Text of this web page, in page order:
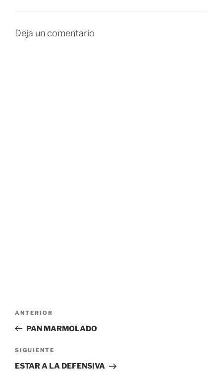
Deja un comentario
entradas
Entrada
anterior:
ANTERIOR
PAN MARMOLADO
Siguiente
entrada
SIGUIENTE
ESTAR A LA DEFENSIVA